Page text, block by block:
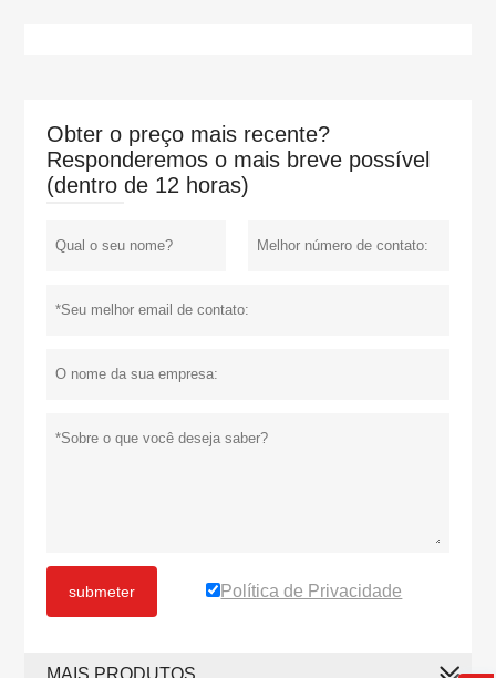
Obter o preço mais recente?
Responderemos o mais breve possível
(dentro de 12 horas)
submeter Política de Privacidade